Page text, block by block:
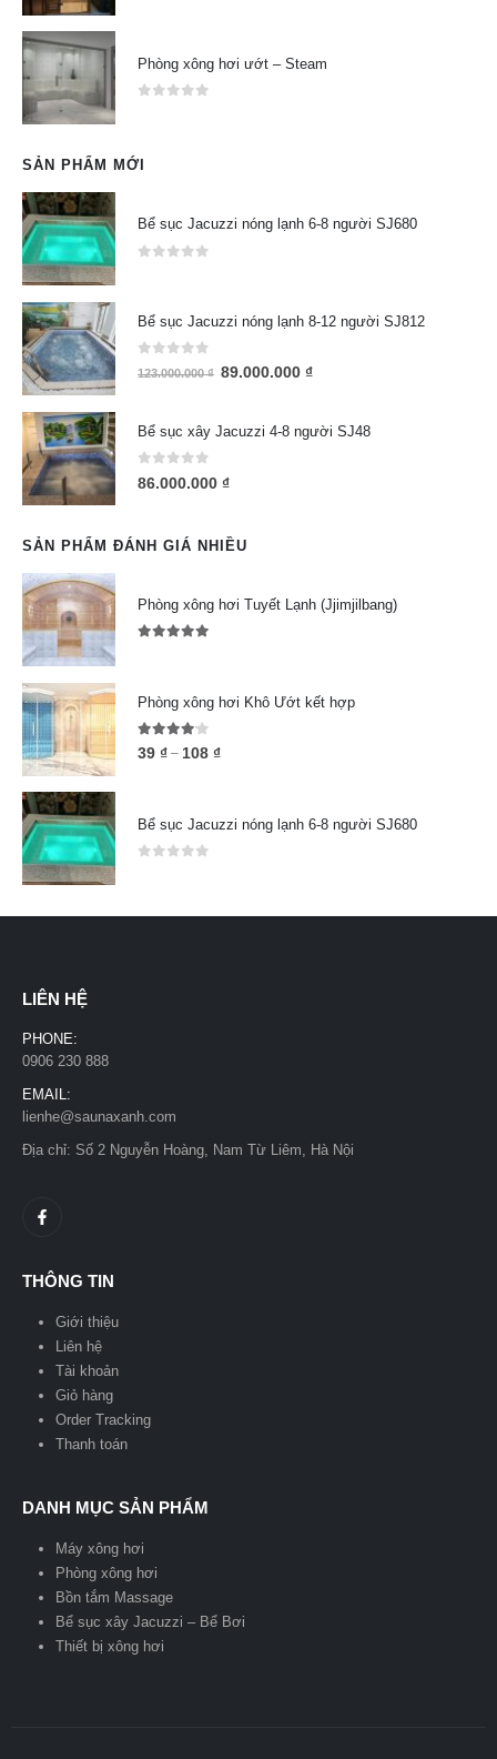
Phòng xông hơi ướt – Steam
SẢN PHẨM MỚI
Bể sục Jacuzzi nóng lạnh 6-8 người SJ680
Bể sục Jacuzzi nóng lạnh 8-12 người SJ812
out of 5
123.000.000₫ 89.000.000 ₫
Bể sục xây Jacuzzi 4-8 người SJ48
0 out of 5
86.000.000 ₫
SẢN PHẨM ĐÁNH GIÁ NHIỀU
Phòng xông hơi Tuyết Lạnh (Jjimjilbang)
Phòng xông hơi Khô Ướt kết hợp
4.00 out of 5
39 ₫ – 108 ₫
Bể sục Jacuzzi nóng lạnh 6-8 người SJ680
LIÊN HỆ
PHONE:
0906 230 888
EMAIL:
lienhe@saunaxanh.com
Địa chỉ: Số 2 Nguyễn Hoàng, Nam Từ Liêm, Hà Nội
THÔNG TIN
Giới thiệu
Liên hệ
Tài khoản
Giỏ hàng
Order Tracking
Thanh toán
DANH MỤC SẢN PHẨM
Máy xông hơi
Phòng xông hơi
Bồn tắm Massage
Bể sục xây Jacuzzi – Bể Bơi
Thiết bị xông hơi